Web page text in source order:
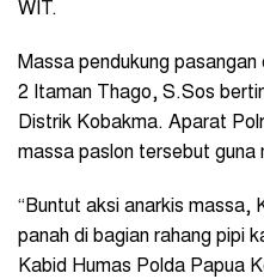
WIT.
Massa pendukung
2 Itaman Thago, S.Sos
Distrik Kobakma. Aparat
massa paslon tersebut guna
“Buntut aksi anarkis massa,
panah di bagian rahang pipi
Kabid Humas Polda Papua